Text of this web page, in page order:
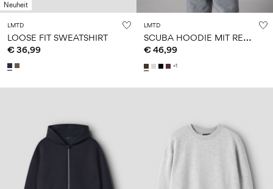
Neuheit
LMTD
LOOSE FIT SWEATSHIRT
€ 36,99
LMTD
S
CUBA HOODIE MIT REISSVERSCHLUSS
€ 46,99
+1